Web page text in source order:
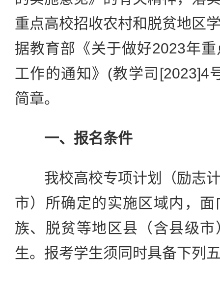
重点高校招收农村和脱贫地区
据教育部《关于做好2023年
工作的通知》(教学司[2023]4
简章。
一、报名条件
我校高校专项计划（励志计
市）所确定的实施区域内，
族、脱贫等地区县（含县级
生。报考学生须同时具备下列